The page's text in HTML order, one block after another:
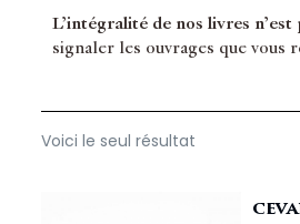
L’intégralité de nos livres
signaler les ouvrages que vous
Voici le seul résultat